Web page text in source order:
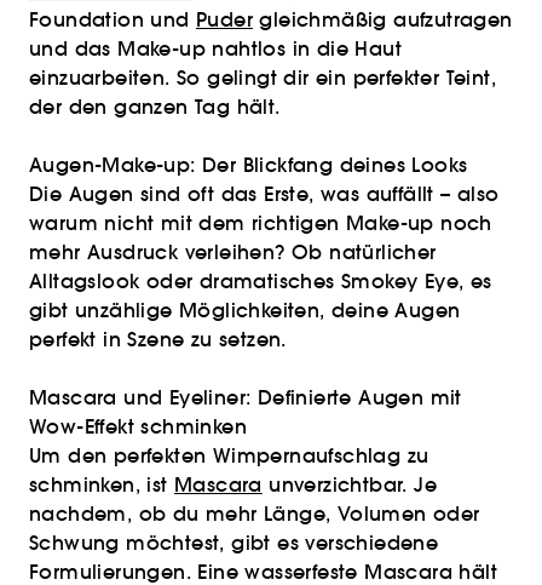
Foundation und Puder gleichmäßig aufzutragen
und das Make-up nahtlos in die Haut
einzuarbeiten. So gelingt dir ein perfekter Teint,
der den ganzen Tag hält.
Augen-Make-up: Der Blickfang deines Looks
Die Augen sind oft das Erste, was auffällt – also
warum nicht mit dem richtigen Make-up noch
mehr Ausdruck verleihen? Ob natürlicher
Alltagslook oder dramatisches Smokey Eye, es
gibt unzählige Möglichkeiten, deine Augen
perfekt in Szene zu setzen.
Mascara und Eyeliner: Definierte Augen mit
Wow-Effekt schminken
Um den perfekten Wimpernaufschlag zu
schminken, ist Mascara unverzichtbar. Je
nachdem, ob du mehr Länge, Volumen oder
Schwung möchtest, gibt es verschiedene
Formulierungen. Eine wasserfeste Mascara hält